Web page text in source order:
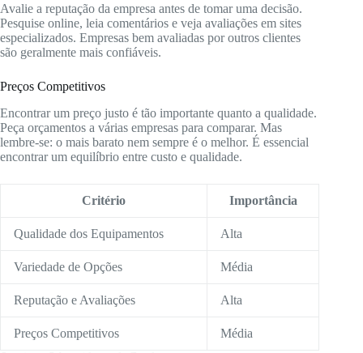
Avalie a reputação da empresa antes de tomar uma decisão.
Pesquise online, leia comentários e veja avaliações em sites
especializados. Empresas bem avaliadas por outros clientes
são geralmente mais confiáveis.
Preços Competitivos
Encontrar um preço justo é tão importante quanto a qualidade.
Peça orçamentos a várias empresas para comparar. Mas
lembre-se: o mais barato nem sempre é o melhor. É essencial
encontrar um equilíbrio entre custo e qualidade.
Critério Importância
Qualidade dos Equipamentos Alta
Variedade de Opções Média
Reputação e Avaliações Alta
Preços Competitivos
Média